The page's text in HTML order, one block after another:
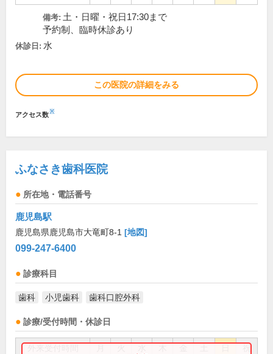
備考: 土・日曜・祝日17:30まで
予約制、臨時休診あり
休診日: 水
この医院の詳細をみる
アクセス数※
ふなさき歯科医院
所在地・電話番号
鹿児島駅
鹿児島県鹿児島市大竜町8-1 [地図]
099-247-6400
診療科目
歯科 小児歯科 歯科口腔外科
診療/受付時間・休診日
祝